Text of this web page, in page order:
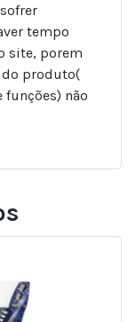
tempo
site, porem
produto(
não